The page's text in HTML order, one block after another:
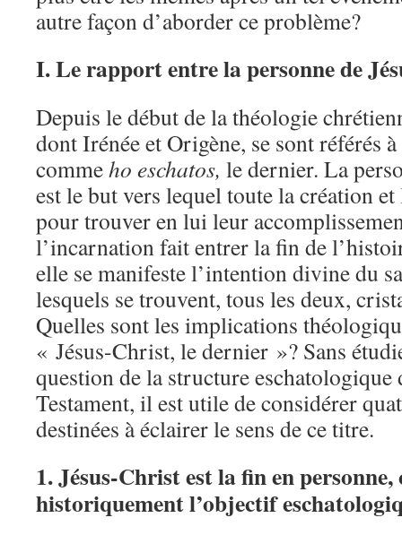
autre façon d’aborder ce problème?
I. Le rapport entre la personne de
Depuis le début de la théologie
dont Irénée et Origène, se sont référés
commeho eschatos, le dernier. La
est le but vers lequel toute la création
pour trouver en lui leur
l’incarnation fait entrer la fin de
elle se manifeste l’intention divine du
lesquels se trouvent, tous les deux,
Quelles sont les implications
« Jésus-Christ, le dernier »? Sans
question de la structure eschatologique
Testament, il est utile de considérer
destinées à éclairer le sens de ce titre.
1. Jésus-Christ est la fin en
historiquement l’objectif